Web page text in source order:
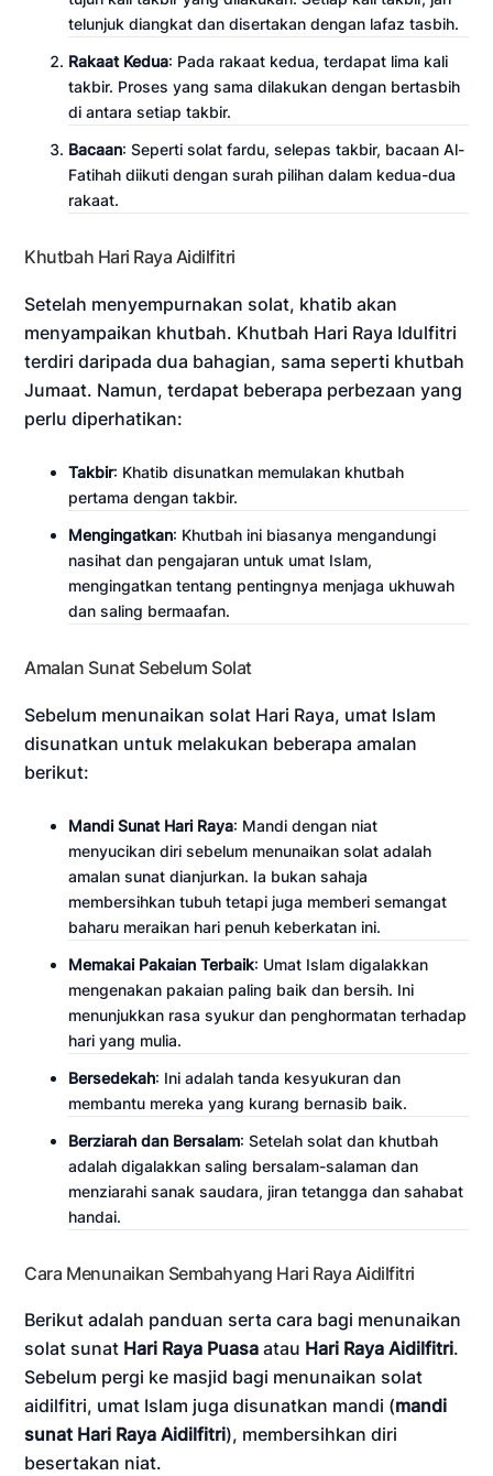
telunjuk diangkat dan disertakan dengan lafaz tasbih.
Rakaat Kedua: Pada rakaat kedua, terdapat lima kali
takbir. Proses yang sama dilakukan dengan bertasbih
di antara setiap takbir.
Bacaan: Seperti solat fardu, selepas takbir, bacaan Al-
Fatihah diikuti dengan surah pilihan dalam kedua-dua
rakaat.
Khutbah Hari Raya Aidilfitri
Setelah menyempurnakan solat, khatib akan
menyampaikan khutbah. Khutbah Hari Raya Idulfitri
terdiri daripada dua bahagian, sama seperti khutbah
Jumaat. Namun, terdapat beberapa perbezaan yang
perlu diperhatikan:
Takbir: Khatib disunatkan memulakan khutbah
pertama dengan takbir.
Mengingatkan: Khutbah ini biasanya mengandungi
nasihat dan pengajaran untuk umat Islam,
mengingatkan tentang pentingnya menjaga ukhuwah
dan saling bermaafan.
Amalan Sunat Sebelum Solat
Sebelum menunaikan solat Hari Raya, umat Islam
disunatkan untuk melakukan beberapa amalan
berikut:
Mandi Sunat Hari Raya: Mandi dengan niat
menyucikan diri sebelum menunaikan solat adalah
amalan sunat dianjurkan. Ia bukan sahaja
membersihkan tubuh tetapi juga memberi semangat
baharu meraikan hari penuh keberkatan ini.
Memakai Pakaian Terbaik: Umat Islam digalakkan
mengenakan pakaian paling baik dan bersih. Ini
menunjukkan rasa syukur dan penghormatan terhadap
hari yang mulia.
Bersedekah: Ini adalah tanda kesyukuran dan
membantu mereka yang kurang bernasib baik.
Berziarah dan Bersalam: Setelah solat dan khutbah
adalah digalakkan saling bersalam-salaman dan
menziarahi sanak saudara, jiran tetangga dan sahabat
handai.
Cara Menunaikan Sembahyang Hari Raya Aidilfitri
Berikut adalah panduan serta cara bagi menunaikan
solat sunat Hari Raya Puasa atau Hari Raya Aidilfitri.
Sebelum pergi ke masjid bagi menunaikan solat
aidilfitri, umat Islam juga disunatkan mandi (mandi
sunat Hari Raya Aidilfitri), membersihkan diri
besertakan niat.